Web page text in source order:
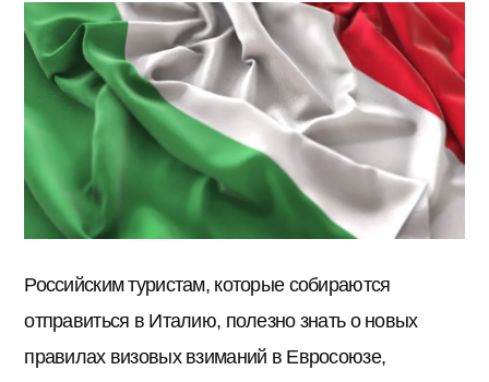
Российским туристам, которые собираются
отправиться в Италию, полезно знать о новых
правилах визовых взиманий в Евросоюзе,